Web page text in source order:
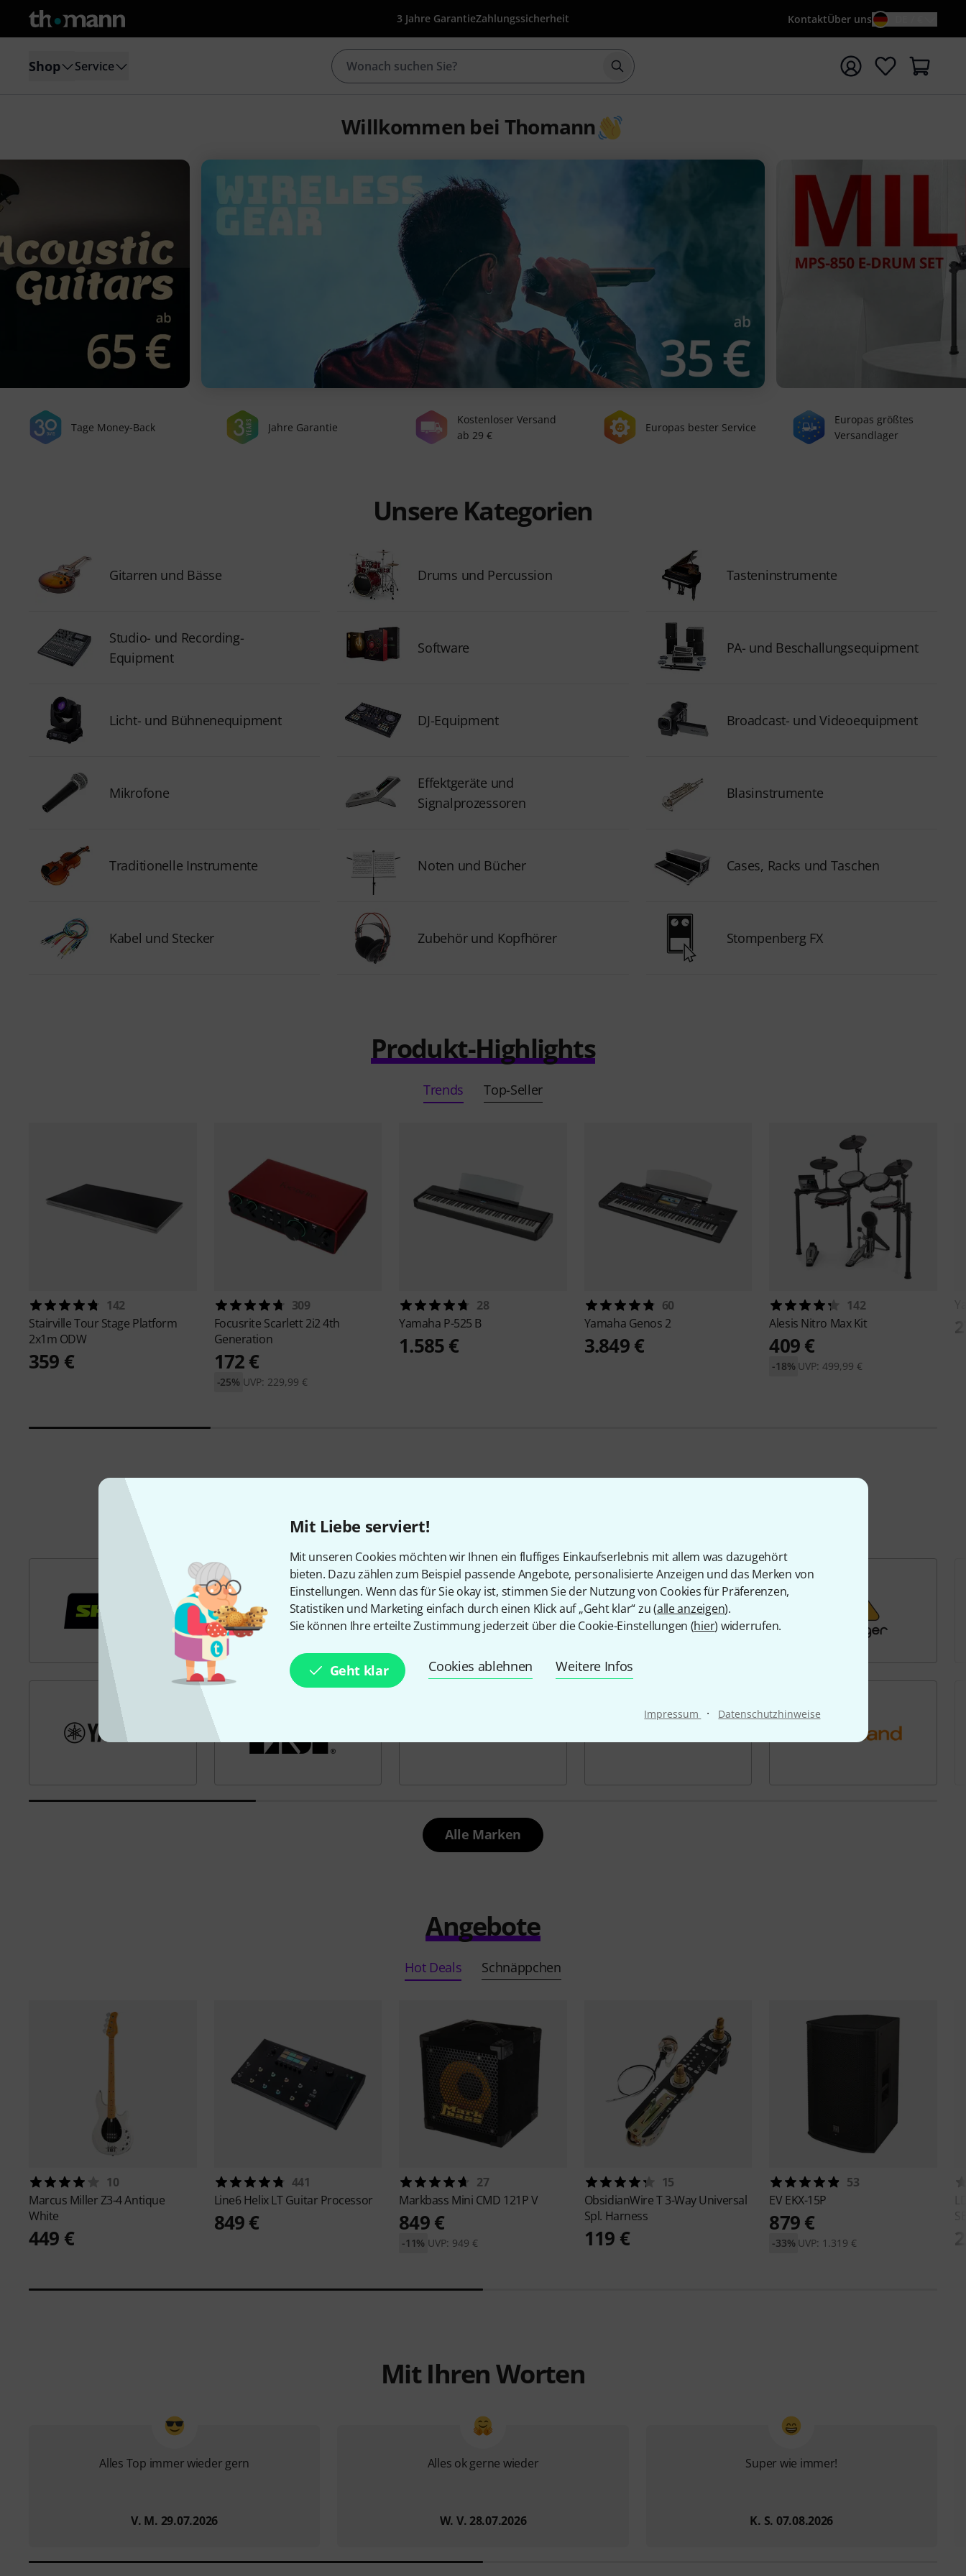
Mit Liebe serviert!
Mit unseren Cookies möchten wir Ihnen ein fluffiges Einkaufserlebnis mit allem was dazugehört
bieten. Dazu zählen zum Beispiel passende Angebote, personalisierte Anzeigen und das Merken von
Einstellungen. Wenn das für Sie okay ist, stimmen Sie der Nutzung von Cookies für Präferenzen,
Statistiken und Marketing einfach durch einen Klick auf „Geht klar“ zu (alle anzeigen).
Sie können Ihre erteilte Zustimmung jederzeit über die Cookie-Einstellungen (hier) widerrufen.
Geht klar Cookies ablehnen Weitere Infos
Impressum · Datenschutzhinweise
3 Jahre GarantieZahlungssicherheit KontaktÜber uns
Shop Service Suche mit Suchwort {searchTerm} starten
Willkommen bei Thomann
Tage Money-Back Jahre Garantie
Kostenloser Versand
ab 29 €
Europas bester Service
Europas größtes
Versandlager
Unsere Kategorien
Gitarren und Bässe Drums und Percussion Tasteninstrumente
Studio- und Recording-
Equipment
Software PA- und Beschallungsequipment
Licht- und Bühnenequipment DJ-Equipment Broadcast- und Videoequipment
Mikrofone
Effektgeräte und
Signalprozessoren
Blasinstrumente
Traditionelle Instrumente Noten und Bücher Cases, Racks und Taschen
Kabel und Stecker Zubehör und Kopfhörer Stompenberg FX
Produkt-Highlights
Trends Top-Seller
142
StairvilleTour Stage Platform
2x1m ODW
359 €
309
Focusrite Scarlett 2i2 4th
Generation
172 €
UVP: 229,99 €
-25%
28
Yamaha P-525 B
1.585 €
60
Yamaha Genos 2
3.849 €
142
Alesis Nitro Max Kit
409 €
UVP: 499,99 €
-18%
Beliebte Marken
Alle Marken
Angebote
Hot Deals Schnäppchen
10
Marcus MillerZ3-4 Antique
White
449 €
441
Line6Helix LT Guitar Processor
849 €
27
Markbass Mini CMD 121P V
849 €
UVP: 949 €
-11%
15
ObsidianWireT 3-Way Universal
Spl. Harness
119 €
53
EVEKX-15P
879 €
UVP: 1.319 €
-33%
Mit Ihren Worten
Alles Top immer wieder gern
V. M. 29.07.2026
Alles ok gerne wieder
W. V. 28.07.2026
Super wie immer!
K. S. 07.08.2026